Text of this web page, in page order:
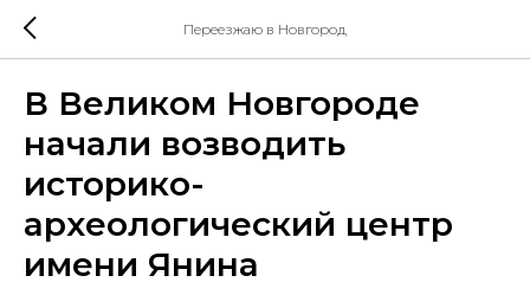
Переезжаю в Новгород
В Великом Новгороде
начали возводить
историко-
археологический центр
имени Янина